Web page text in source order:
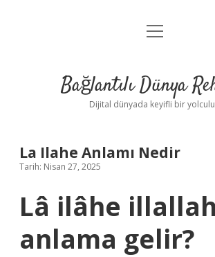
Anasayfa
Yasal Uyarı
menüyü
Bağlantılı Dünya
Dijital dünyada keyifli bir
La Ilahe Anlamı Nedir
Tarih: Nisan 27, 2025
Lâ ilâhe
anlama gelir?